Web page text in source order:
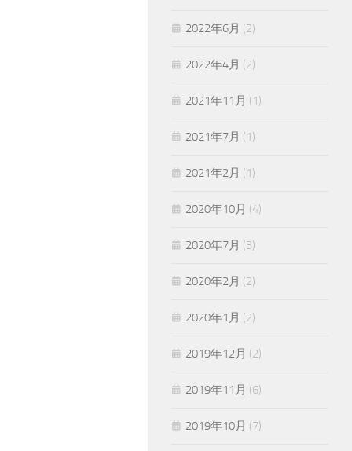
2022年6月 (2)
2022年4月 (2)
2021年11月 (1)
2021年7月 (1)
2021年2月 (1)
2020年10月 (4)
2020年7月 (3)
2020年2月 (2)
2020年1月 (2)
2019年12月 (2)
2019年11月 (6)
2019年10月 (7)